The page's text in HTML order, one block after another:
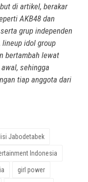
di artikel, berakar
AKB48 dan
grup independen
lineup idol group
bertambah lewat
sehingga
tiap anggota dari
Jabodetabek
Indonesia
girl power